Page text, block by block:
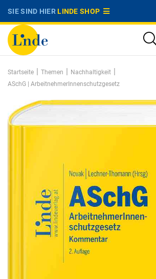
SIE SIND HIERLINDE SHOP
Startseite | Themen | Nachhaltigkeit |
ASchG | ArbeitnehmerInnenschutzgesetz